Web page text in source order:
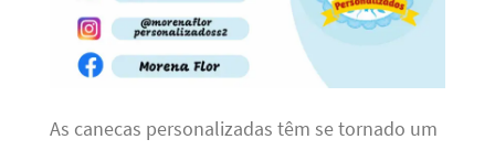
As canecas personalizadas têm se tornado um